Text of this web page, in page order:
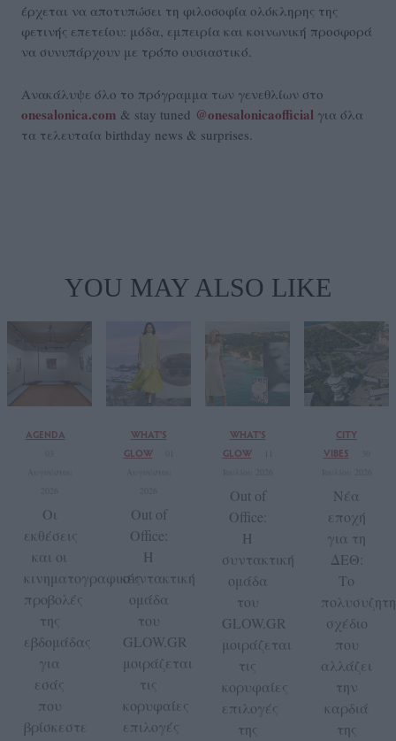
έρχεται να αποτυπώσει τη φιλοσοφία ολόκληρης της
φετινής επετείου: μόδα, εμπειρία και κοινωνική προσφορά
να συνυπάρχουν με τρόπο ουσιαστικό.
Ανακάλυψε όλο το πρόγραμμα των γενεθλίων στο
onesalonica.com & stay tuned @onesalonicaofficial για όλα
τα τελευταία birthday news & surprises.
YOU MAY ALSO LIKE
AGENDA
Οι
εκθέσεις
και οι
κινηματογραφικές
προβολές
της
εβδομάδας
για
εσάς
που
βρίσκεστε
WHAT'S
GLOW
Out of
Office:
Η
συντακτική
ομάδα
του
GLOW.GR
μοιράζεται
τις
κορυφαίες
επιλογές
WHAT'S
GLOW
Out of
Office:
Η
συντακτική
ομάδα
του
GLOW.GR
μοιράζεται
τις
κορυφαίες
επιλογές
της
CITY
VIBES
Νέα
εποχή
για τη
ΔΕΘ:
Το
σχέδιο
που
αλλάζει
την
καρδιά
της